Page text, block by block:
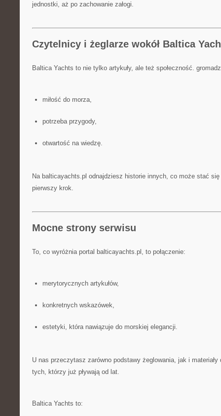
jednostki, aż po zachowanie załogi.
Czytelnicy i żeglarze wokół Baltica
Baltica Yachts to nie tylko artykuły, ale też społeczność.
miłość do morza,
potrzeba przygody,
otwartość na wiedzę.
Na balticayachts.pl odnajdziesz historie innych, co może stać
pierwszy krok.
Mocne strony serwisu
To, co wyróżnia portal balticayachts.pl, to połączenie:
merytorycznych artykułów,
konkretnych wskazówek,
estetyki, która nawiązuje do morskiej elegancji.
U nas przeczytasz zarówno podstawy żeglowania, jak i materiały
tych, którzy już pływają od lat.
Baltica Yachts to: